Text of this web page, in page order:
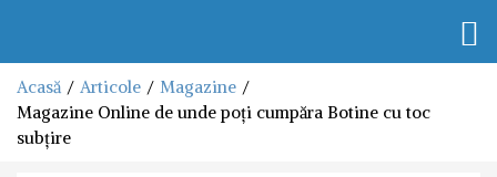
Acasă Articole
Magazine
Magazine Online de unde poți cumpăra Botine cu toc
subțire